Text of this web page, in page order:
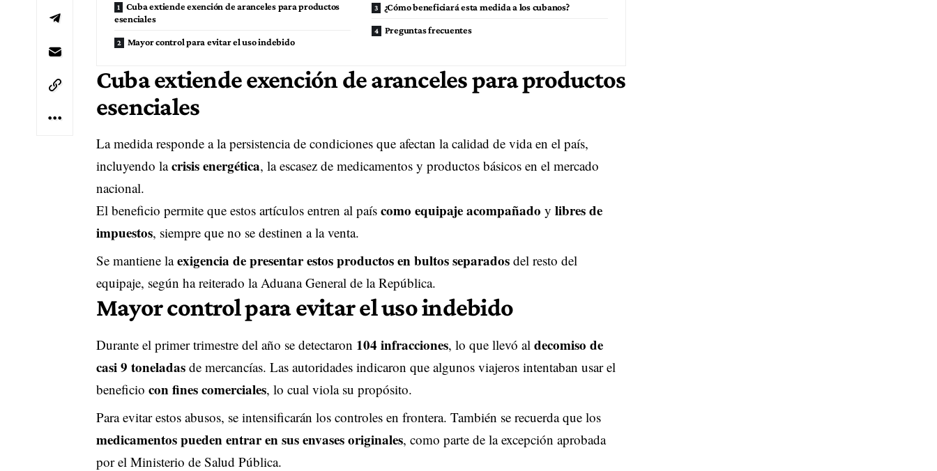
Cuba extiende exención de aranceles para productos
esenciales
Mayor control para evitar el uso indebido
¿Cómo beneficiará esta medida a los cubanos?
Preguntas frecuentes
Cuba extiende exención de aranceles para productos
esenciales
La medida responde a la persistencia de condiciones que afectan la calidad de vida en el país,
incluyendo lacrisis energética, la escasez de medicamentos y productos básicos en el mercado
nacional.
El beneficio permite que estos artículos entren al país como equipaje acompañado y libres de
impuestos, siempre que no se destinen a la venta.
Se mantiene laexigencia de presentar estos productos en bultos separadosdel resto del
equipaje, según ha reiterado laAduana General de la República.
Mayor control para evitar el uso indebido
Durante el primer trimestre del año se detectaron 104 infracciones, lo que llevó al decomiso de
casi 9 toneladasde mercancías. Las autoridades indicaron que algunos viajeros intentaban usar el
beneficio con fines comerciales, lo cual viola su propósito.
Para evitar estos abusos, se intensificarán los controles en frontera. También se recuerda que los
medicamentos pueden entrar en sus envases originales, como parte de la excepción aprobada
por el Ministerio de Salud Pública.